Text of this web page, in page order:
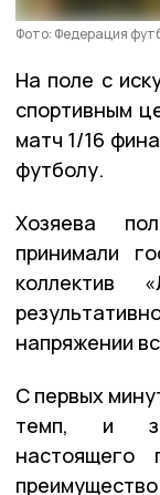
Фото: Федерация
На поле с
спортивным
матч 1/16
футболу.
Хозяева
принимали
коллектив
напряжении
С первых
темп, и
настоящего